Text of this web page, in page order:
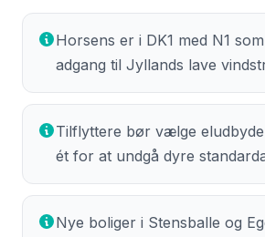
Horsens er i DK1 med N1
adgang til Jyllands lave
Tilflyttere bør vælge
ét for at undgå dyre
Nye boliger i Stensballe og